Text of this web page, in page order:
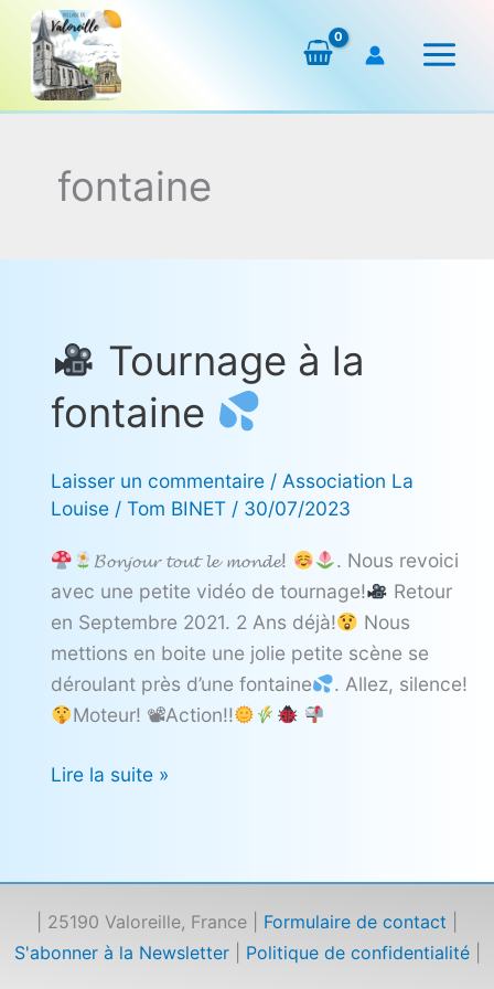
Aller
contenu
fontaine
Tournage à la
fontaine
Laisser un commentaire / Association La
Louise/ Tom BINET / 30/07/2023
𝓑𝓸𝓷𝓳𝓸𝓾𝓻 𝓽𝓸𝓾𝓽 𝓵𝓮 𝓶𝓸𝓷𝓭𝓮!
. Nous revoici
avec une petite vidéo de tournage!
Retour
en Septembre 2021. 2 Ans déjà!
Nous
mettions en boite une jolie petite scène se
déroulant près d’une fontaine
. Allez, silence!
Moteur! 📽Action!!
Tournage
à
fontaine
Lire la suite »
| 25190 Valoreille, France | Formulaire de contact
S'abonner à la Newsletter| Politique de confidentialité|